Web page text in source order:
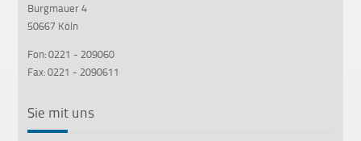
Burgmauer 4
50667 Köln
Fon: 0221 - 209060
Fax: 0221 - 2090611
Sie mit uns